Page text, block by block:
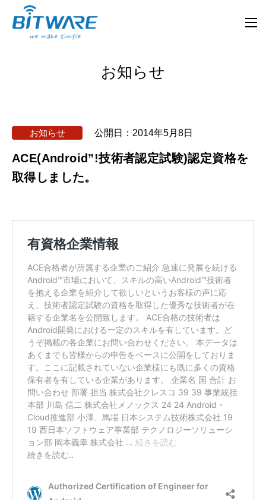
お知らせ
ACE(Android”!技術者認定試験)認定資格を
取得しました。
公開日： 2014年5月8日
お知らせ